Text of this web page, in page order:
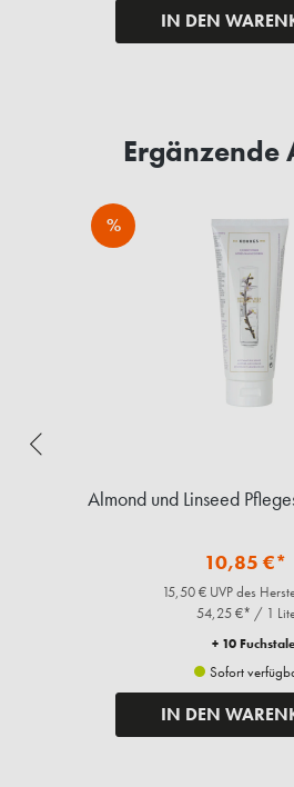
IN DEN
Ergänzende
%
Almond und Linseed
10,85 €*
15,50 € UVP des
54,25 €* / 1
+ 10
Sofort
IN DEN